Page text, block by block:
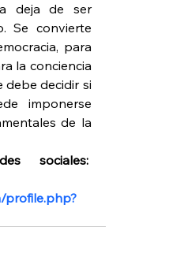
deja de ser
Se convierte
para
la conciencia
debe decidir si
imponerse
de la
sociales:
profile.php?